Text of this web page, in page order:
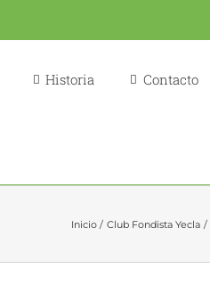
Historia Contacto
Inicio Club Fondista Yecla